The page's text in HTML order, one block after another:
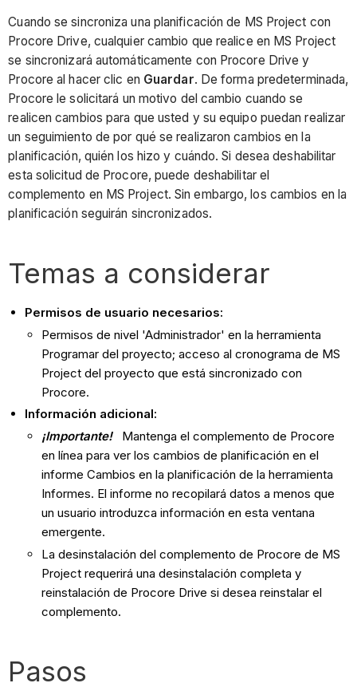
Cuando se sincroniza una planificación de MS Project con
Procore Drive, cualquier cambio que realice en MS Project
se sincronizará automáticamente con Procore Drive y
Procore al hacer clic en Guardar. De forma predeterminada,
Procore le solicitará un motivo del cambio cuando se
realicen cambios para que usted y su equipo puedan realizar
un seguimiento de por qué se realizaron cambios en la
planificación, quién los hizo y cuándo. Si desea deshabilitar
esta solicitud de Procore, puede deshabilitar el
complemento en MS Project. Sin embargo, los cambios en la
planificación seguirán sincronizados.
Temas a considerar
Permisos de usuario necesarios:
Permisos de nivel 'Administrador' en la herramienta
Programar del proyecto; acceso al cronograma de MS
Project del proyecto que está sincronizado con
Procore.
Información adicional:
¡Importante!Mantenga el complemento de Procore
en línea para ver los cambios de planificación en el
informe Cambios en la planificación de la herramienta
Informes. El informe no recopilará datos a menos que
un usuario introduzca información en esta ventana
emergente.
La desinstalación del complemento de Procore de MS
Project requerirá una desinstalación completa y
reinstalación de Procore Drive si desea reinstalar el
complemento.
Pasos